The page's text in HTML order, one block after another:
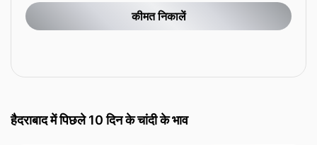
कीमत निकालें
हैदराबाद में पिछले 10 दिन के चांदी के भाव